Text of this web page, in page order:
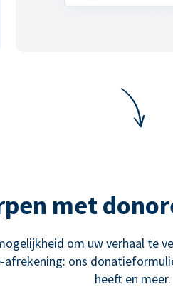
met
om uw verhaal te
afrekening: ons
heeft en meer.